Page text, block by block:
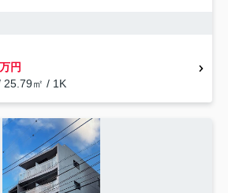
円
25.79㎡ / 1K